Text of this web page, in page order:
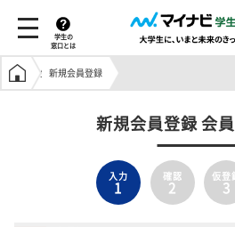
学生の
窓口とは
学生の窓口トップ
新規会員登録
新規会員登録 会
入力
1
確認
2
仮登
3